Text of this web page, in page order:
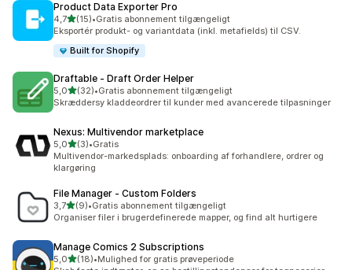
Product Data Exporter Pro
4,7ud af 5 stjerner
(15)
15 anmeldelser i alt
•Gratis abonnement tilgængeligt
Eksportér produkt- og variantdata (inkl. metafields) til CSV.
Built for Shopify
Draftable ‑ Draft Order Helper
5,0ud af 5 stjerner
(32)
32 anmeldelser i alt
•Gratis abonnement tilgængeligt
Skræddersy kladdeordrer til kunder med avancerede tilpasninger
Nexus: Multivendor marketplace
5,0ud af 5 stjerner
(3)
3 anmeldelser i alt
•Gratis
Multivendor-markedsplads: onboarding af forhandlere, ordrer og
klargøring
File Manager ‑ Custom Folders
3,7ud af 5 stjerner
(9)
9 anmeldelser i alt
•Gratis abonnement tilgængeligt
Organiser filer i brugerdefinerede mapper, og find alt hurtigere
Manage Comics 2 Subscriptions
5,0ud af 5 stjerner
(18)
18 anmeldelser i alt
•Mulighed for gratis prøveperiode